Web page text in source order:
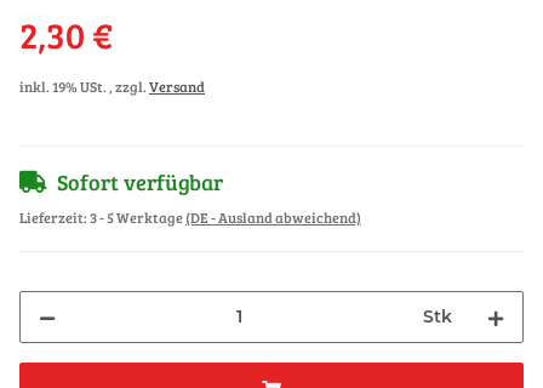
2,30 €
inkl. 19% USt. , zzgl.Versand
Sofort verfügbar
Lieferzeit:3 - 5 Werktage(DE - Ausland abweichend)
Stk